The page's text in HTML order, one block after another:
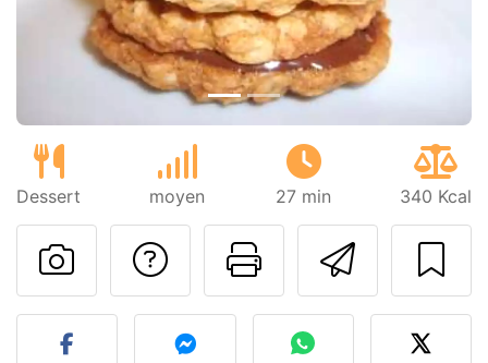
Dessert moyen 27 min 340 Kcal
Imprimer
Poser une
Publier votre photo de